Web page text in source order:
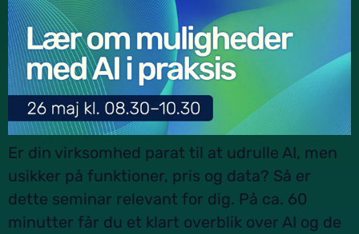
Er din virksomhed parat til at udrulle AI, men
usikker på funktioner, pris og data? Så er
dette seminar relevant for dig. På ca. 60
minutter får du et klart overblik over AI og de